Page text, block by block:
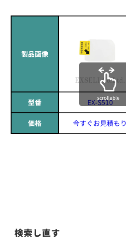
製品画像
型番 EX-S510
価格 今すぐお見積もり
scrollable
検索し直す